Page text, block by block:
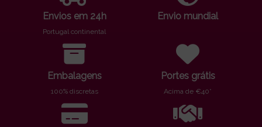
Envios em 24h
Portugal continental
Envio mundial
Embalagens
100% discretas
Portes grátis
Acima de €40*